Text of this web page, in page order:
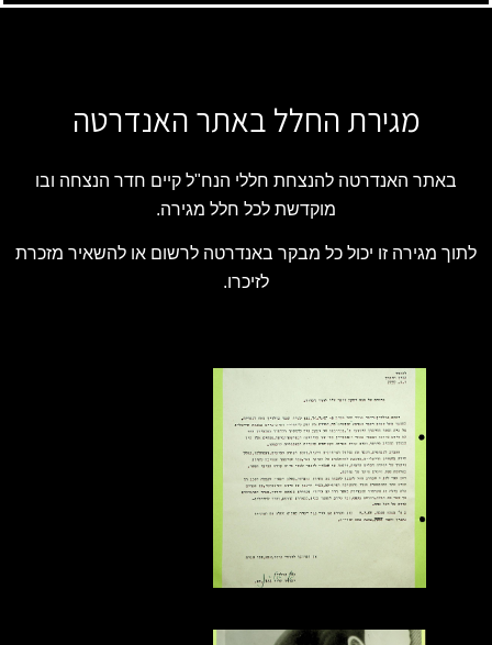
מגירת החלל באתר האנדרטה
באתר האנדרטה להנצחת חללי הנח"ל קיים חדר הנצחה ובו
מוקדשת לכל חלל מגירה.
לתוך מגירה זו יכול כל מבקר באנדרטה לרשום או להשאיר מזכרת
לזיכרו.